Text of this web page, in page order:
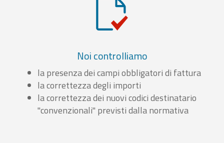
Noi controlliamo
la presenza dei campi obbligatori di fattura
la correttezza degli importi
la correttezza dei nuovi codici destinatario
"convenzionali" previsti dalla normativa